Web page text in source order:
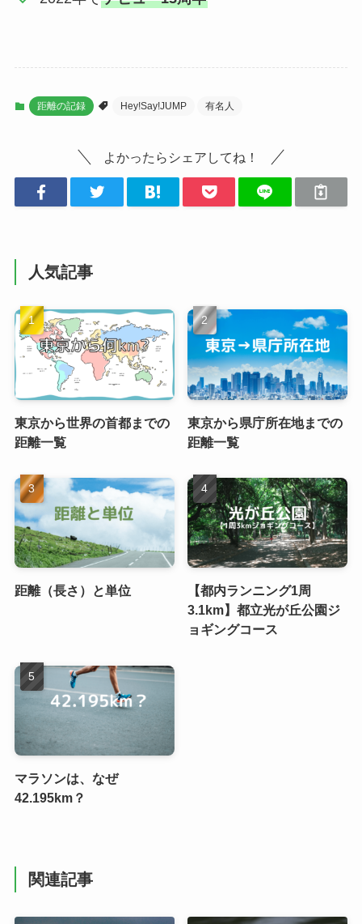
距離の記録 Hey!Say!JUMP 有名人
よかったらシェアしてね！
人気記事
東京から世界の首都までの
距離一覧
東京から県庁所在地までの
距離一覧
距離（長さ）と単位
【都内ランニング1周
3.1km】都立光が丘公園ジ
ョギングコース
マラソンは、なぜ
42.195km？
関連記事